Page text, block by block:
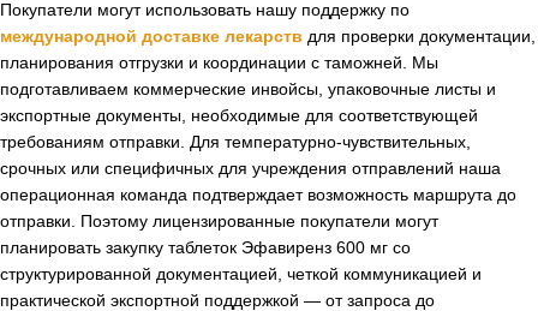
Покупатели могут использовать нашу поддержку по
международной доставке лекарств для проверки документации,
планирования отгрузки и координации с таможней. Мы
подготавливаем коммерческие инвойсы, упаковочные листы и
экспортные документы, необходимые для соответствующей
требованиям отправки. Для температурно-чувствительных,
срочных или специфичных для учреждения отправлений наша
операционная команда подтверждает возможность маршрута до
отправки. Поэтому лицензированные покупатели могут
планировать закупку таблеток Эфавиренз 600 мг со
структурированной документацией, четкой коммуникацией и
практической экспортной поддержкой — от запроса до